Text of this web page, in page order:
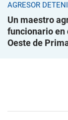
AGRESOR
Un maestro
funcionario en
Oeste de